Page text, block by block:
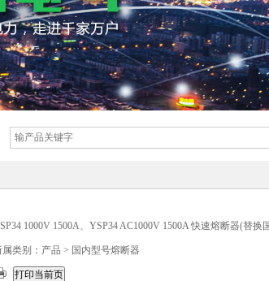
1000V 1500A、YSP34 AC1000V 1500A 快速熔断器(替换
属类别：产品 > 国内型号熔断器